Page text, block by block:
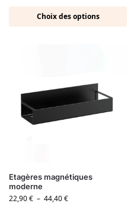
Choix des options
Etagères magnétiques
moderne
22,90€ – 44,40€